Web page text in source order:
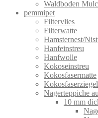
Waldboden
pemmipet
Filtervlies
Filterwatte
Hamsternest/
Hanfeinstreu
Hanfwolle
Kokoseinstreu
Kokosfasermatte
Kokosfaserziegel
Nagerteppiche
10 mm